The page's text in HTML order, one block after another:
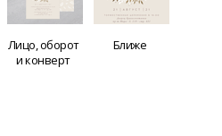
Лицо, оборот
и конверт
Ближе